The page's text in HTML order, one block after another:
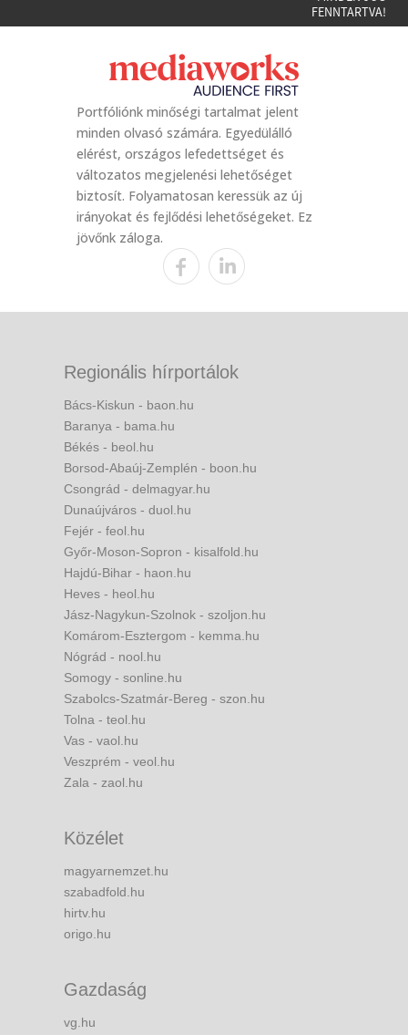
FENNTARTVA!
Portfóliónk minőségi tartalmat jelent
minden olvasó számára. Egyedülálló
elérést, országos lefedettséget és
változatos megjelenési lehetőséget
biztosít. Folyamatosan keressük az új
irányokat és fejlődési lehetőségeket. Ez
jövőnk záloga.
Regionális hírportálok
Bács-Kiskun - baon.hu
Baranya - bama.hu
Békés - beol.hu
Borsod-Abaúj-Zemplén - boon.hu
Csongrád - delmagyar.hu
Dunaújváros - duol.hu
Fejér - feol.hu
Győr-Moson-Sopron - kisalfold.hu
Hajdú-Bihar - haon.hu
Heves - heol.hu
Jász-Nagykun-Szolnok - szoljon.hu
Komárom-Esztergom - kemma.hu
Nógrád - nool.hu
Somogy - sonline.hu
Szabolcs-Szatmár-Bereg - szon.hu
Tolna - teol.hu
Vas - vaol.hu
Veszprém - veol.hu
Zala - zaol.hu
Közélet
magyarnemzet.hu
szabadfold.hu
hirtv.hu
origo.hu
Gazdaság
vg.hu